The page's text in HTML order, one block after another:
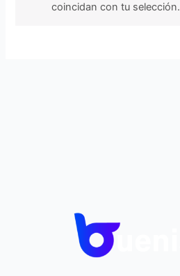
coincidan con tu selección.